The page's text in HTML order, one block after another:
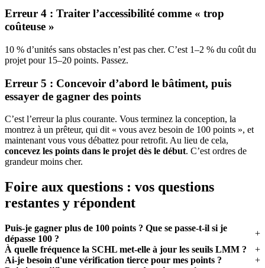
Erreur 4 : Traiter l’accessibilité comme « trop
coûteuse »
10 % d’unités sans obstacles n’est pas cher. C’est 1–2 % du coût du
projet pour 15–20 points. Passez.
Erreur 5 : Concevoir d’abord le bâtiment, puis
essayer de gagner des points
C’est l’erreur la plus courante. Vous terminez la conception, la
montrez à un prêteur, qui dit « vous avez besoin de 100 points », et
maintenant vous vous débattez pour retrofit. Au lieu de cela,
concevez les points dans le projet dès le début. C’est ordres de
grandeur moins cher.
Foire aux questions : vos questions
restantes y répondent
Puis-je gagner plus de 100 points ? Que se passe-t-il si je
dépasse 100 ?
À quelle fréquence la SCHL met-elle à jour les seuils LMM ?
Ai-je besoin d'une vérification tierce pour mes points ?